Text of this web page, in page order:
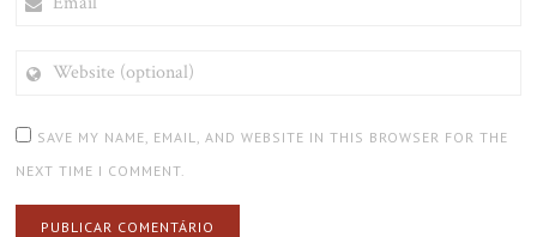
(OPTIONAL)
SAVE MY NAME, EMAIL, AND WEBSITE IN THIS BROWSER FOR THE
NEXT TIME I COMMENT.